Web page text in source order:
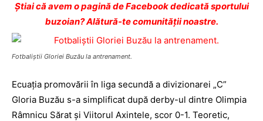
Ştiai că avem o pagină de Facebook dedicată sportului
buzoian? Alătură-te comunității noastre.
Fotbaliştii Gloriei Buzău la antrenament.
Ecuaţia promovării în liga secundă a divizionarei „C”
Gloria Buzău s-a simplificat după derby-ul dintre Olimpia
Râmnicu Sărat şi Viitorul ­Axintele, scor 0-1. Teoretic,